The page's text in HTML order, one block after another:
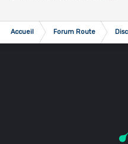
Accueil Forum Route